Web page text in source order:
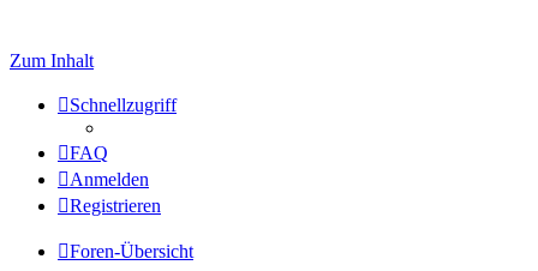
Zum Inhalt
Schnellzugriff
FAQ
Anmelden
Registrieren
Foren-Übersicht